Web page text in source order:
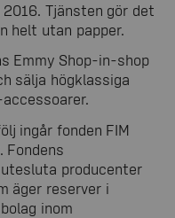
Tjänsten gör det
helt utan papper.
Emmy Shop-in-shop
sälja högklassiga
ingår fonden FIM
Fondens
producenter
äger reserver i
inom